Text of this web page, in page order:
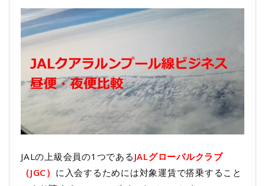
JALの上級会員の1つである JALグローバルクラブ
（JGC） に入会するためには対象運賃で搭乗すること